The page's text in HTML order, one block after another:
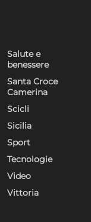
Salute e
benessere
Santa Croce
Camerina
Scicli
Sicilia
Sport
Tecnologie
Video
Vittoria